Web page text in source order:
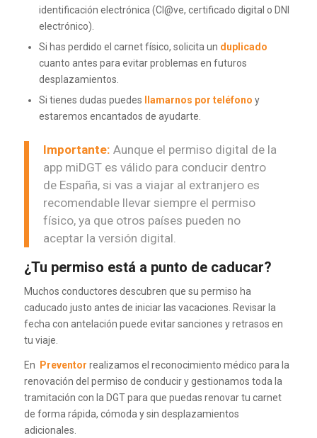
identificación electrónica (Cl@ve, certificado digital o DNI
electrónico).
Si has perdido el carnet físico, solicita un duplicado
cuanto antes para evitar problemas en futuros
desplazamientos.
Si tienes dudas puedes
llamarnos por teléfono y
estaremos encantados de ayudarte.
Importante: Aunque el permiso digital de la
app miDGT es válido para conducir dentro
de España, si vas a viajar al extranjero es
recomendable llevar siempre el permiso
físico, ya que otros países pueden no
aceptar la versión digital.
¿Tu permiso está a punto de caducar?
Muchos conductores descubren que su permiso ha
caducado justo antes de iniciar las vacaciones. Revisar la
fecha con antelación puede evitar sanciones y retrasos en
tu viaje.
En Preventor realizamos el reconocimiento médico para la
renovación del permiso de conducir y gestionamos toda la
tramitación con la DGT para que puedas renovar tu carnet
de forma rápida, cómoda y sin desplazamientos
adicionales.